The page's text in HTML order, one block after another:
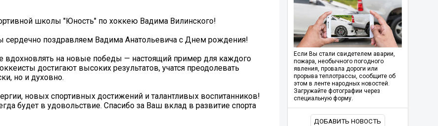
школы "Юность" по хоккею Вадима Вилинского!
сердечно поздравляем Вадима Анатольевича с Днем рождения!
вдохновлять на новые победы — настоящий пример для каждого
достигают высоких результатов, учатся преодолевать
но и духовно.
новых спортивных достижений и талантливых воспитанников!
будет в удовольствие. Спасибо за Ваш вклад в развитие спорта
Если Вы стали свидетелем аварии,
пожара, необычного погодного
явления, провала дороги или
прорыва теплотрассы, сообщите об
этом в ленте народных новостей.
Загружайте фотографии через
специальную форму.
ДОБАВИТЬ НОВОСТЬ